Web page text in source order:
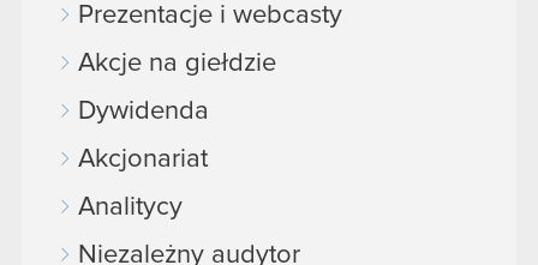
Prezentacje i webcasty
Akcje na giełdzie
Dywidenda
Akcjonariat
Analitycy
Niezależny audytor